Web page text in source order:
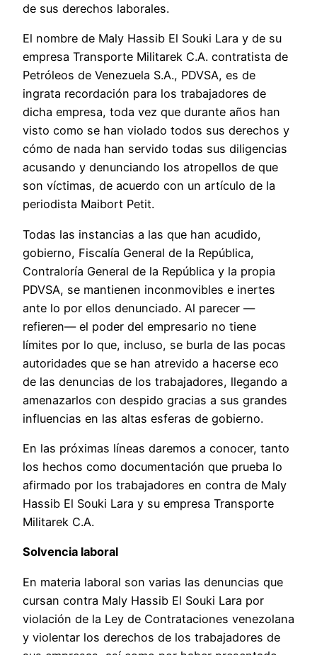
de sus derechos laborales.
El nombre de Maly Hassib El Souki Lara y de su
empresa Transporte Militarek C.A. contratista de
Petróleos de Venezuela S.A., PDVSA, es de
ingrata recordación para los trabajadores de
dicha empresa, toda vez que durante años han
visto como se han violado todos sus derechos y
cómo de nada han servido todas sus diligencias
acusando y denunciando los atropellos de que
son víctimas, de acuerdo con un artículo de la
periodista Maibort Petit.
Todas las instancias a las que han acudido,
gobierno, Fiscalía General de la República,
Contraloría General de la República y la propia
PDVSA, se mantienen inconmovibles e inertes
ante lo por ellos denunciado. Al parecer —
refieren— el poder del empresario no tiene
límites por lo que, incluso, se burla de las pocas
autoridades que se han atrevido a hacerse eco
de las denuncias de los trabajadores, llegando a
amenazarlos con despido gracias a sus grandes
influencias en las altas esferas de gobierno.
En las próximas líneas daremos a conocer, tanto
los hechos como documentación que prueba lo
afirmado por los trabajadores en contra de Maly
Hassib El Souki Lara y su empresa Transporte
Militarek C.A.
Solvencia laboral
En materia laboral son varias las denuncias que
cursan contra Maly Hassib El Souki Lara por
violación de la Ley de Contrataciones venezolana
y violentar los derechos de los trabajadores de